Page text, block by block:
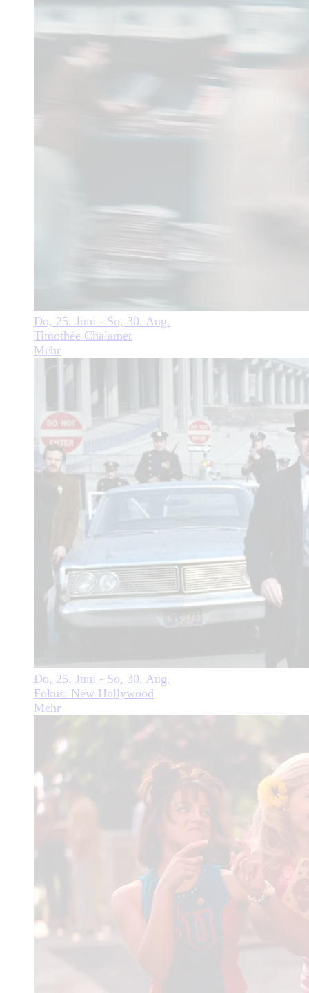
Do, 25. Juni - So, 30. Aug.
Timothée Chalamet
Mehr
Do, 25. Juni - So, 30. Aug.
Fokus: New Hollywood
Mehr